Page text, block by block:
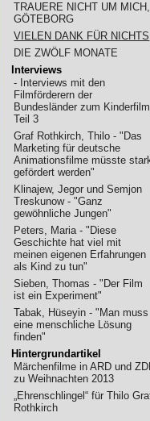
TRAUERE NICHT UM MICH,
GÖTEBORG
VIELEN DANK FÜR NICHTS
DIE ZWÖLF MONATE
Interviews
- Interviews mit den
Filmförderern der
Bundesländer zum
Teil 3
Graf Rothkirch, Thilo - "Das
Marketing für deutsche
Animationsfilme müsste
gefördert werden"
Klinajew, Jegor und Semjon
Treskunow - "Ganz
gewöhnliche Jungen"
Peters, Maria - "Diese
Geschichte hat viel mit
meinen eigenen Erfahrungen
als Kind zu tun"
Sieben, Thomas - "Der Film
ist ein Experiment"
Tabak, Hüseyin - "Man muss
eine menschliche Lösung
finden"
Hintergrundartikel
Märchenfilme in ARD und
zu Weihnachten 2013
„Ehrenschlingel“ für Thilo
Rothkirch